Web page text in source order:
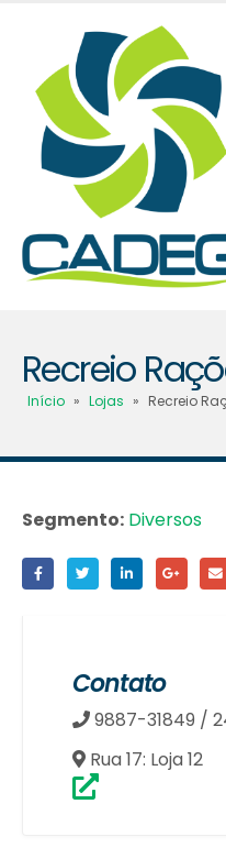
Recreio
Início » Lojas » Recreio
Segmento: Diversos
Contato
9887-31849 /
Rua 17: Loja 12